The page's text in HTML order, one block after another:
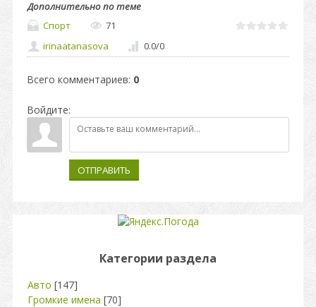
Дополнительно по теме
Спорт
71
irinaatanasova
0.0/0
Всего комментариев: 0
Войдите:
ОТПРАВИТЬ
Категории раздела
Авто [147]
Громкие имена [70]